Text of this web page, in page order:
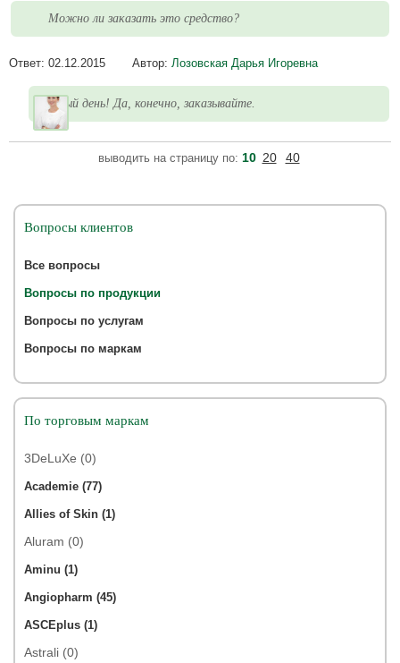
Можно ли заказать это средство?
Ответ: 02.12.2015 Автор: Лозовская Дарья Игоревна
Добрый день! Да, конечно, заказывайте.
выводить на страницу по: 10 20 40
Вопросы клиентов
Все вопросы
Вопросы по продукции
Вопросы по услугам
Вопросы по маркам
По торговым маркам
3DeLuXe (0)
Academie (77)
Allies of Skin (1)
Aluram (0)
Aminu (1)
Angiopharm (45)
ASCEplus (1)
Astrali (0)